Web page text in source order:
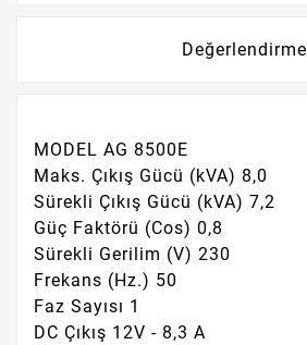
Değerlendirme
MODEL AG 8500E
Maks. Çıkış Gücü (kVA) 8,0
Sürekli Çıkış Gücü (kVA) 7,2
Güç Faktörü (Cos) 0,8
Sürekli Gerilim (V) 230
Frekans (Hz.) 50
Faz Sayısı 1
DC Çıkış 12V - 8,3 A